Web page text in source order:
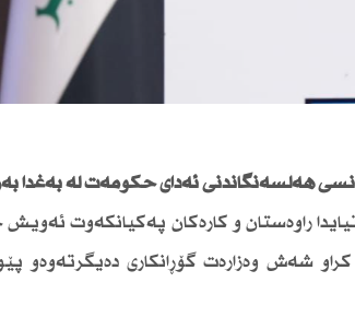
هەڵسەنگاندنی ئەدای حكومەت لە بەغدا
راوەستان و كارەكان پەكیانكەوت
كراو شەش وەزارەت گۆڕانكاری دەیگرتەوەو